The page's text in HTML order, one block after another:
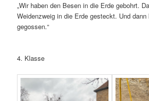
„Wir haben den Besen in die Erde gebohrt.
Weidenzweig in die Erde gesteckt. Und dann
gegossen.“
4. Klasse